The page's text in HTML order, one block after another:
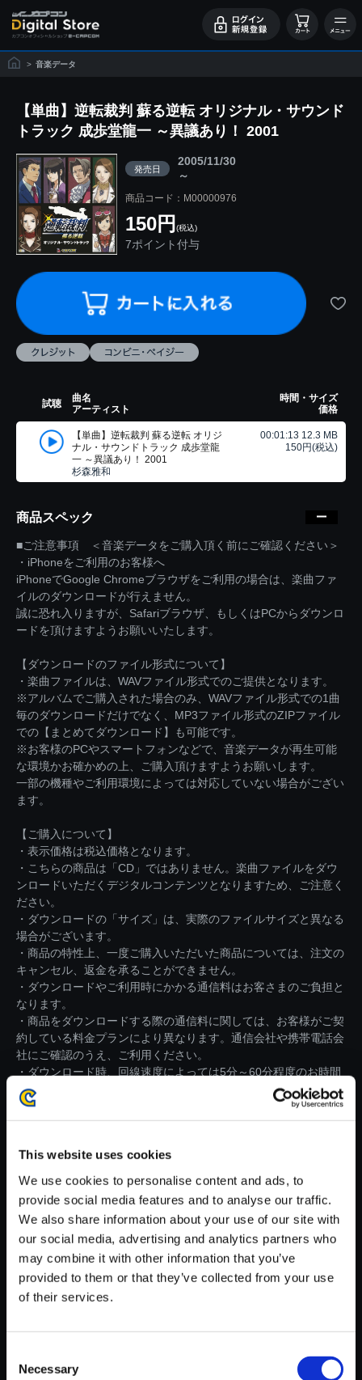
This website uses cookies
We use cookies to personalise content and ads, to
provide social media features and to analyse our traffic.
We also share information about your use of our site with
our social media, advertising and analytics partners who
may combine it with other information that you’ve
provided to them or that they’ve collected from your use
of their services.
Selection
Necessary
> 音楽データ
【単曲】逆転裁判 蘇る逆転 オリジナル・サウンド
トラック 成歩堂龍一 ～異議あり！ 2001
発売日
2005/11/30
～
商品コード：M00000976
150円 (税込)
7ポイント付与
試聴
曲名
アーティスト
時間・サイズ
価格
【単曲】逆転裁判 蘇る逆転 オリジ
ナル・サウンドトラック 成歩堂龍
一 ～異議あり！ 2001
杉森雅和
00:01:13 12.3 MB
150円(税込)
商品スペック
■ご注意事項 ＜音楽データをご購入頂く前にご確認ください＞
・iPhoneをご利用のお客様へ
iPhoneでGoogle Chromeブラウザをご利用の場合は、楽曲ファ
イルのダウンロードが行えません。
誠に恐れ入りますが、Safariブラウザ、もしくはPCからダウンロ
ードを頂けますようお願いいたします。
【ダウンロードのファイル形式について】
・楽曲ファイルは、WAVファイル形式でのご提供となります。
※アルバムでご購入された場合のみ、WAVファイル形式での1曲
毎のダウンロードだけでなく、MP3ファイル形式のZIPファイル
での【まとめてダウンロード】も可能です。
※お客様のPCやスマートフォンなどで、音楽データが再生可能
な環境かお確かめの上、ご購入頂けますようお願いします。
一部の機種やご利用環境によっては対応していない場合がござい
ます。
【ご購入について】
・表示価格は税込価格となります。
・こちらの商品は「CD」ではありません。楽曲ファイルをダウ
ンロードいただくデジタルコンテンツとなりますため、ご注意く
ださい。
・ダウンロードの「サイズ」は、実際のファイルサイズと異なる
場合がございます。
・商品の特性上、一度ご購入いただいた商品については、注文の
キャンセル、返金を承ることができません。
・ダウンロードやご利用時にかかる通信料はお客さまのご負担と
なります。
・商品をダウンロードする際の通信料に関しては、お客様がご契
約している料金プランにより異なります。通信会社や携帯電話会
社にご確認のうえ、ご利用ください。
・ダウンロード時、回線速度によっては5分～60分程度のお時間
がかかる場合がございます。
※ご購入いただいたファイルのダウンロードの際には、通信環境
が安定しているWifi環境でお試しください。
【単曲】逆転裁判 蘇る逆転 オリ
ジナル・サウンドトラック 成歩
堂龍一 ～異議あり！ 2001